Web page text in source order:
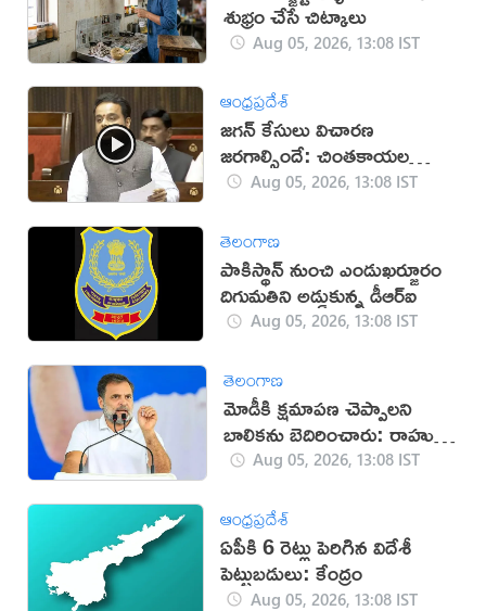
శుభ్రం చేసే చిట్కాలు
Aug 05, 2026, 13:08 IST
ఆంధ్రప్రదేశ్
జగన్ కేసులు విచారణ
జరగాల్సిందే: చింతకాయల
విజయ్Aug 05, 2026, 13:08 IST
తెలంగాణ
పాకిస్థాన్‌ నుంచి ఎండుఖర్జూరం
దిగుమతిని అడ్డుకున్న డీఆర్‌ఐ
Aug 05, 2026, 13:08 IST
తెలంగాణ
మోడీకి క్షమాపణ చెప్పాలని
బాలికను బెదిరించారు: రాహుల్
గాంధీAug 05, 2026, 13:08 IST
ఆంధ్రప్రదేశ్
ఏపీకి 6 రెట్లు పెరిగిన విదేశీ
పెట్టుబడులు: కేంద్రం
Aug 05, 2026, 13:08 IST